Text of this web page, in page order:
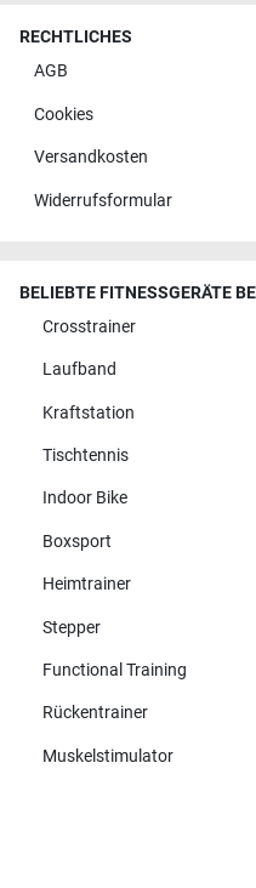
RECHTLICHES
AGB
Cookies
Versandkosten
Widerrufsformular
BELIEBTE FITNESSGERÄTE
Crosstrainer
Laufband
Kraftstation
Tischtennis
Indoor Bike
Boxsport
Heimtrainer
Stepper
Functional Training
Rückentrainer
Muskelstimulator